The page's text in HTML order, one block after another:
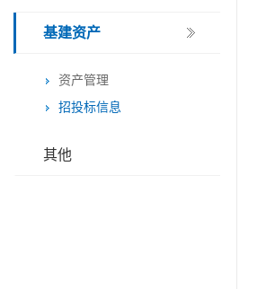
基建资产
资产管理
招投标信息
其他